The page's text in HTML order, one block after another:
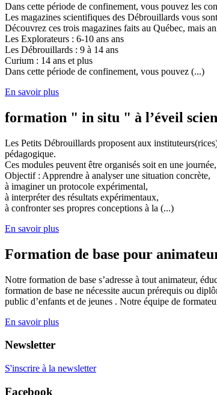
Dans cette période de confinement, vous pouvez les
Les magazines scientifiques des Débrouillards vous
Découvrez ces trois magazines faits au Québec, mais
Les Explorateurs : 6-10 ans ans
Les Débrouillards : 9 à 14 ans
Curium : 14 ans et plus
Dans cette période de confinement, vous pouvez (...)
En savoir plus
formation " in situ " à l’éveil
Les Petits Débrouillards proposent aux
pédagogique.
Ces modules peuvent être organisés soit en une
Objectif : Apprendre à analyser une situation concrète,
à imaginer un protocole expérimental,
à interpréter des résultats expérimentaux,
à confronter ses propres conceptions à la (...)
En savoir plus
Formation de base pour
Notre formation de base s’adresse à tout animateur,
formation de base ne nécessite aucun prérequis ou
public d’enfants et de jeunes . Notre équipe de
En savoir plus
Newsletter
S'inscrire à la newsletter
Facebook